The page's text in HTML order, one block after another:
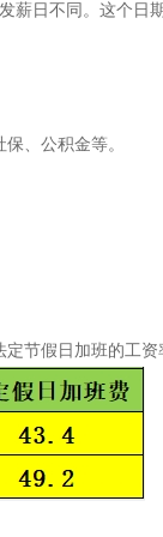
薪日不同。这个日
、公积金等。
节假日加班的工资